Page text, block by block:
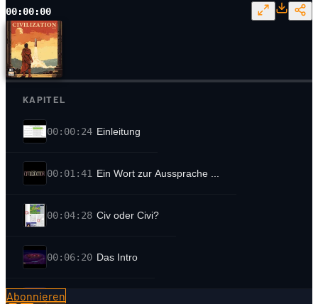
00:00:00
KAPITEL
00:00:24 Einleitung
00:01:41 Ein Wort zur Aussprache ...
00:04:28 Civ oder Civi?
00:06:20 Das Intro
00:07:17
Abonnieren